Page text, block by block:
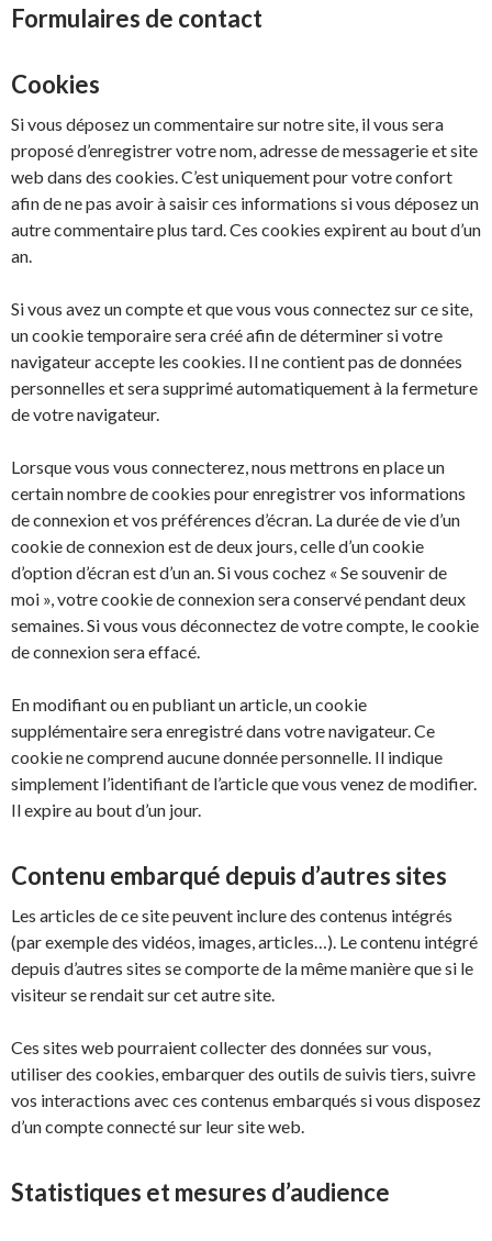
Formulaires de contact
Cookies
Si vous déposez un commentaire sur notre site, il vous sera
proposé d’enregistrer votre nom, adresse de messagerie et site
web dans des cookies. C’est uniquement pour votre confort
afin de ne pas avoir à saisir ces informations si vous déposez un
autre commentaire plus tard. Ces cookies expirent au bout d’un
an.
Si vous avez un compte et que vous vous connectez sur ce site,
un cookie temporaire sera créé afin de déterminer si votre
navigateur accepte les cookies. Il ne contient pas de données
personnelles et sera supprimé automatiquement à la fermeture
de votre navigateur.
Lorsque vous vous connecterez, nous mettrons en place un
certain nombre de cookies pour enregistrer vos informations
de connexion et vos préférences d’écran. La durée de vie d’un
cookie de connexion est de deux jours, celle d’un cookie
d’option d’écran est d’un an. Si vous cochez « Se souvenir de
moi », votre cookie de connexion sera conservé pendant deux
semaines. Si vous vous déconnectez de votre compte, le cookie
de connexion sera effacé.
En modifiant ou en publiant un article, un cookie
supplémentaire sera enregistré dans votre navigateur. Ce
cookie ne comprend aucune donnée personnelle. Il indique
simplement l’identifiant de l’article que vous venez de modifier.
Il expire au bout d’un jour.
Contenu embarqué depuis d’autres sites
Les articles de ce site peuvent inclure des contenus intégrés
(par exemple des vidéos, images, articles…). Le contenu intégré
depuis d’autres sites se comporte de la même manière que si le
visiteur se rendait sur cet autre site.
Ces sites web pourraient collecter des données sur vous,
utiliser des cookies, embarquer des outils de suivis tiers, suivre
vos interactions avec ces contenus embarqués si vous disposez
d’un compte connecté sur leur site web.
Statistiques et mesures d’audience